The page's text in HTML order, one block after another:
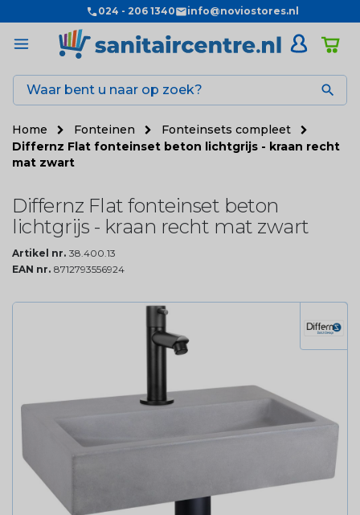
024 - 206 1340 info@noviostores.nl

Home Fonteinen
Fonteinsets compleet
Differnz Flat fonteinset beton lichtgrijs - kraan recht
mat zwart
Differnz Flat fonteinset beton
lichtgrijs - kraan recht mat zwart
Artikel nr. 38.400.13
EAN nr. 8712793556924